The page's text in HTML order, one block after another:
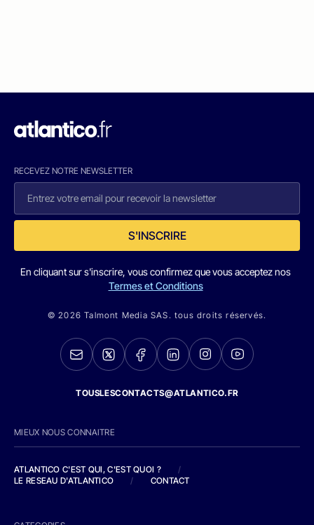
RECEVEZ NOTRE NEWSLETTER
S'INSCRIRE
En cliquant sur s'inscrire, vous confirmez que vous acceptez nos
Termes et Conditions
© 2026 Talmont Media SAS. tous droits réservés.
TOUSLESCONTACTS@ATLANTICO.FR
MIEUX NOUS CONNAITRE
ATLANTICO C'EST QUI, C'EST QUOI ?
/
LE RESEAU D'ATLANTICO
/ CONTACT